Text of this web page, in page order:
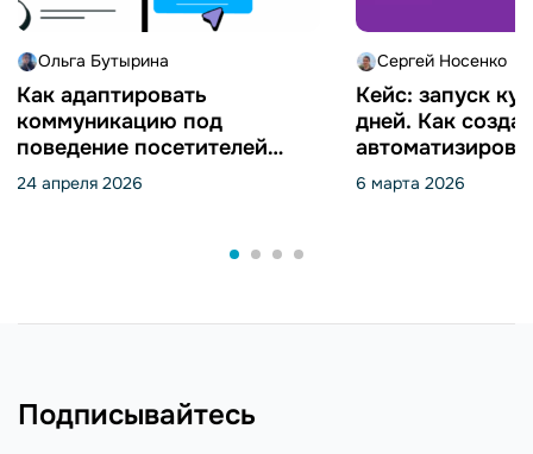
Ольга Бутырина
Как адаптировать
коммуникацию под
поведение посетителей
сайта с помощью SendPulse
pixel: 10 практических
24 апреля 2026
Сергей Носенко
Кейс: запуск
дней. Как
через
6 марта 2026
Подписывайтесь